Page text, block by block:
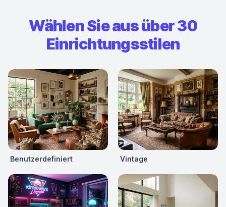
Wählen Sie aus über 30
Einrichtungsstilen
Benutzerdefiniert Vintage